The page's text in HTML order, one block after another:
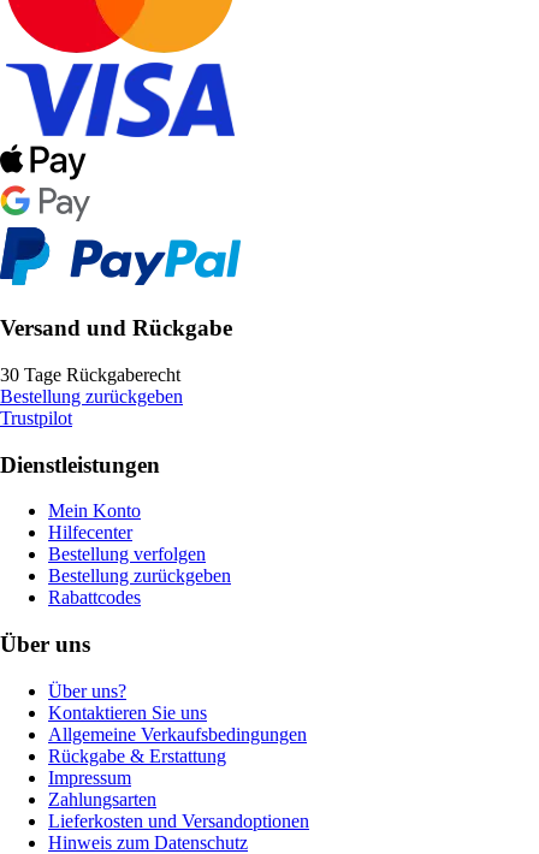
Versand und Rückgabe
30 Tage Rückgaberecht
Bestellung zurückgeben
Trustpilot
Dienstleistungen
Mein Konto
Hilfecenter
Bestellung verfolgen
Bestellung zurückgeben
Rabattcodes
Über uns
Über uns?
Kontaktieren Sie uns
Allgemeine Verkaufsbedingungen
Rückgabe & Erstattung
Impressum
Zahlungsarten
Lieferkosten und Versandoptionen
Hinweis zum Datenschutz